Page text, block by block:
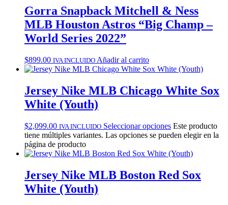
Gorra Snapback Mitchell & Ness
MLB Houston Astros “Big Champ –
World Series 2022”
$899.00 IVA INCLUIDO Añadir al carrito
Jersey Nike MLB Chicago White Sox
White (Youth)
$2,099.00 IVA INCLUIDO Seleccionar opciones Este producto
tiene múltiples variantes. Las opciones se pueden elegir en la
página de producto
Jersey Nike MLB Boston Red Sox
White (Youth)